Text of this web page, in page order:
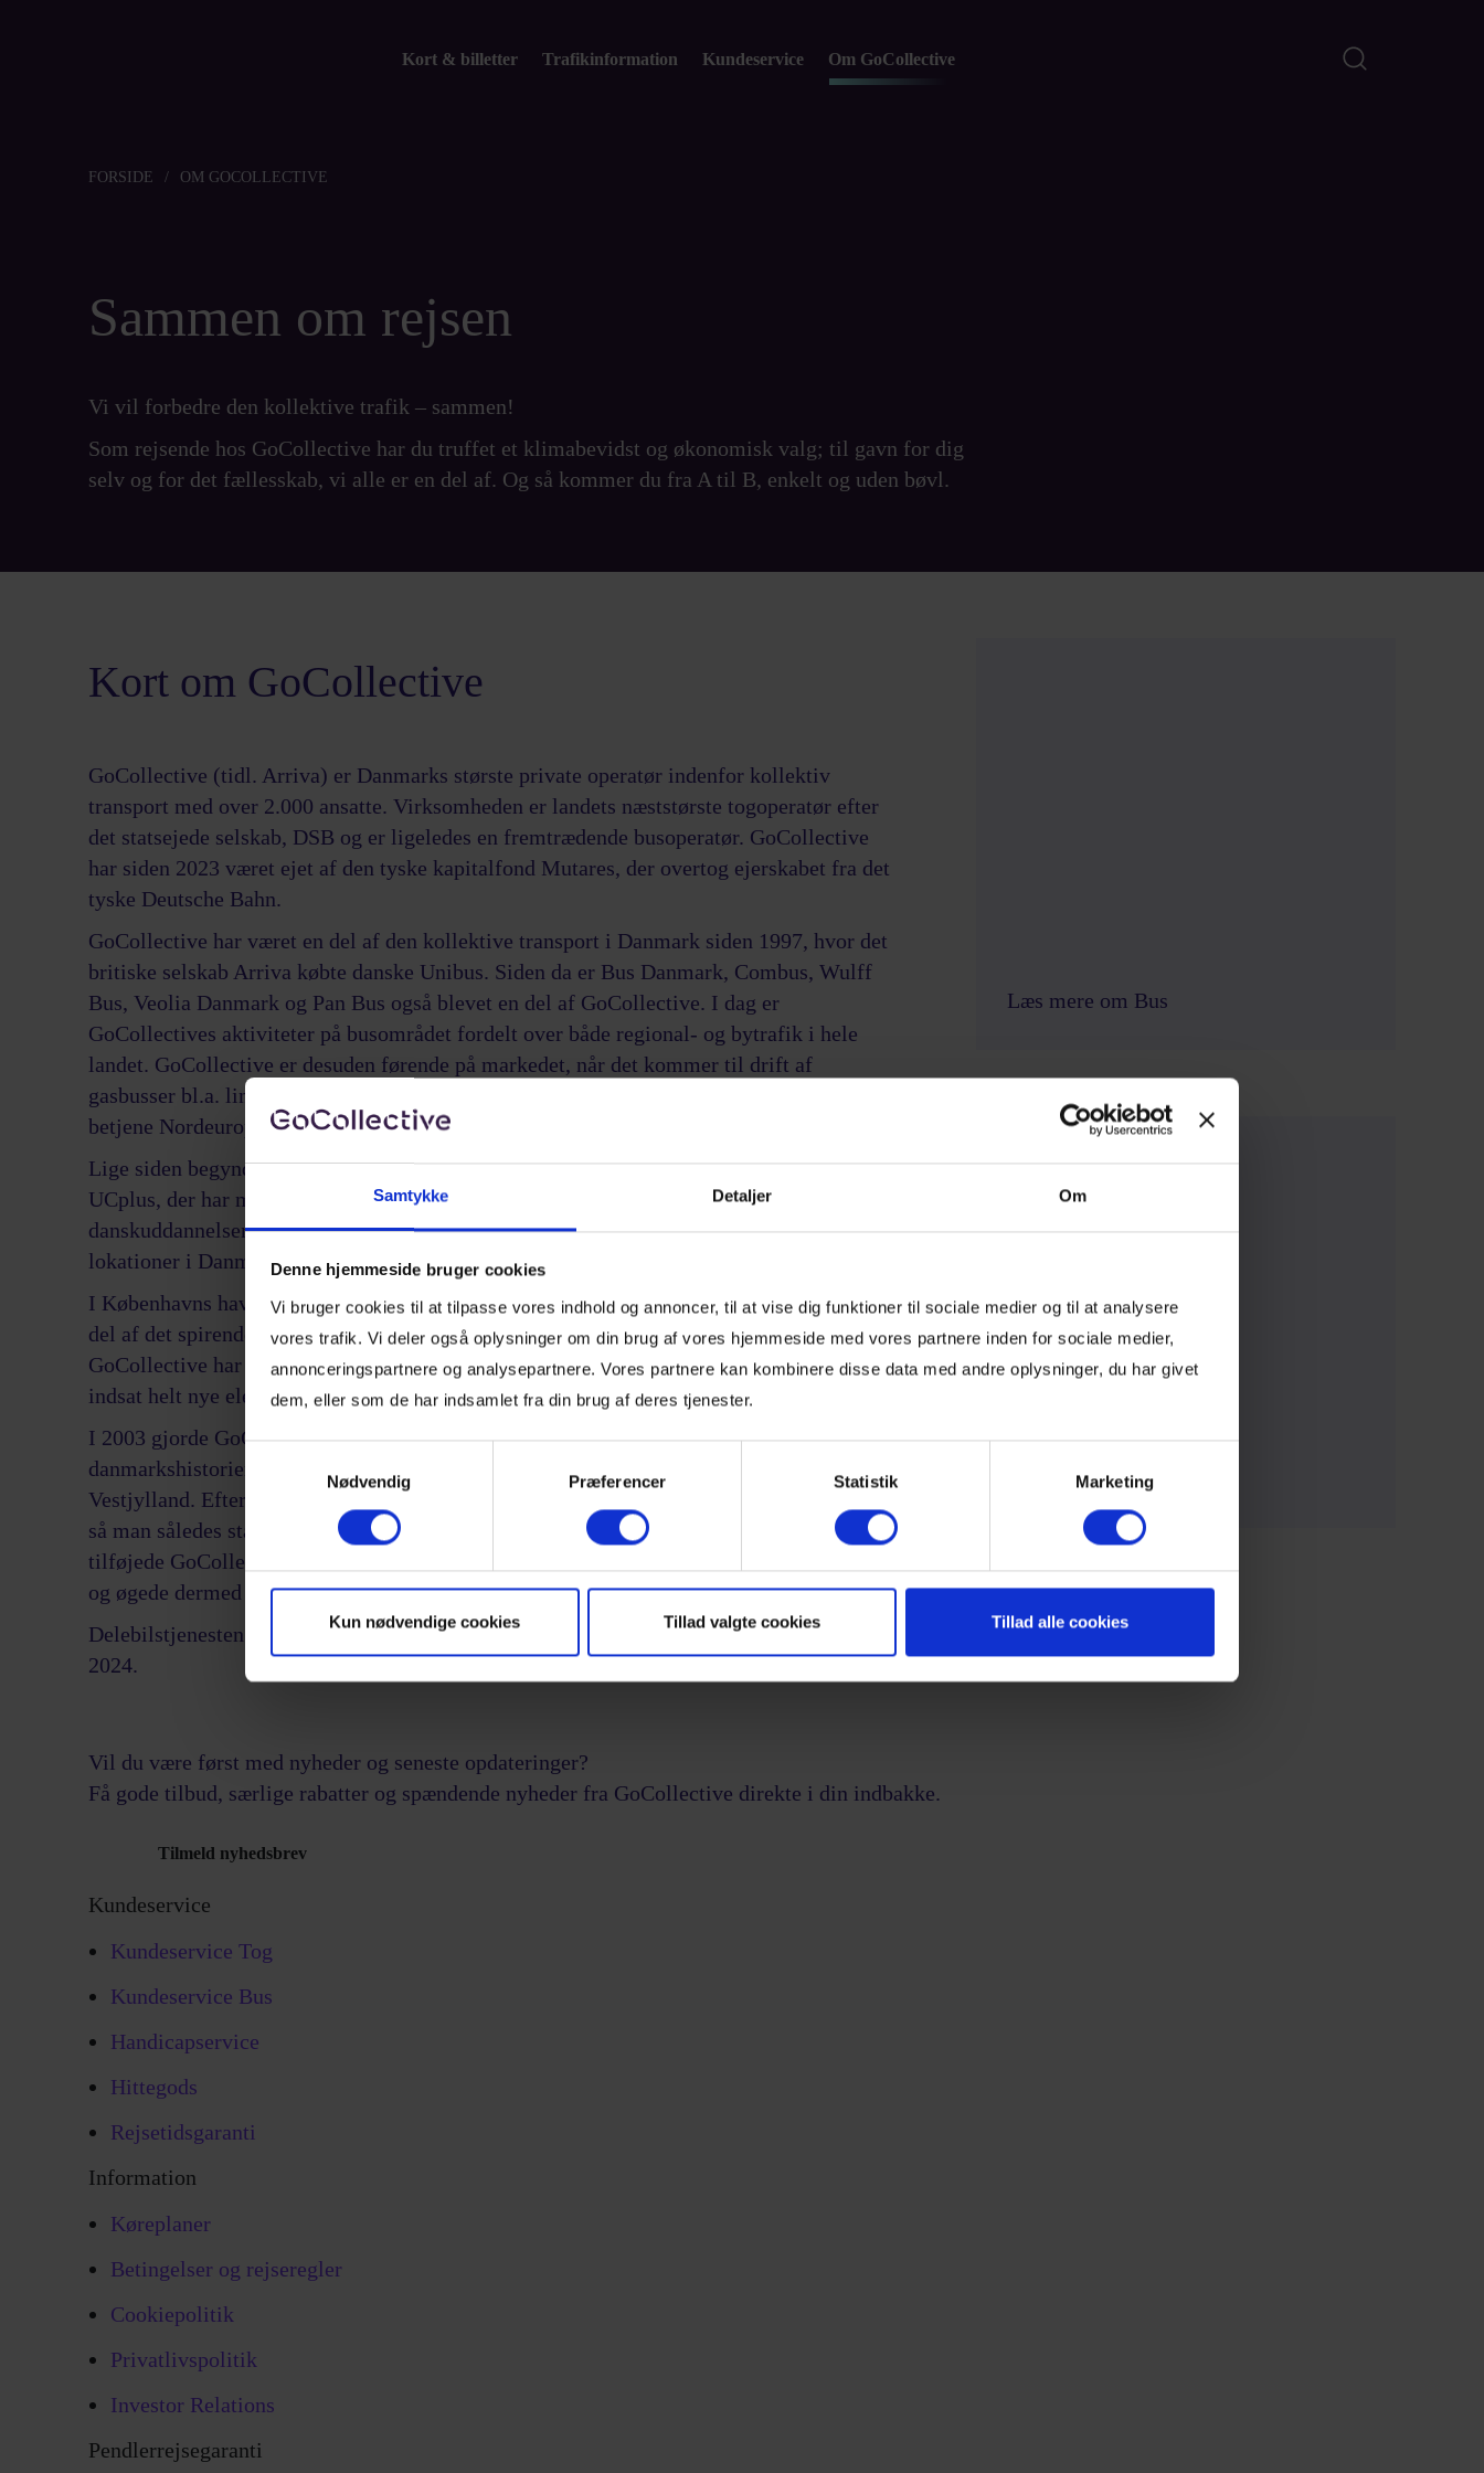
Samtykke Detaljer Om
Denne hjemmeside bruger cookies
Vi bruger cookies til at tilpasse vores indhold og annoncer, til at vise dig funktioner til sociale medier og til at analysere
vores trafik. Vi deler også oplysninger om din brug af vores hjemmeside med vores partnere inden for sociale medier,
annonceringspartnere og analysepartnere. Vores partnere kan kombinere disse data med andre oplysninger, du har givet
dem, eller som de har indsamlet fra din brug af deres tjenester.
Nødvendig
Præferencer Statistik Marketing
Kun nødvendige cookies Tillad valgte cookies Tillad alle cookies
Kort & billetter Trafikinformation Kundeservice Om GoCollective
FORSIDE / OM GOCOLLECTIVE
Sammen om rejsen
Vi vil forbedre den kollektive trafik – sammen!
Som rejsende hos GoCollective har du truffet et klimabevidst og økonomisk valg; til gavn for dig
selv og for det fællesskab, vi alle er en del af. Og så kommer du fra A til B, enkelt og uden bøvl.
Kort om GoCollective
GoCollective (tidl. Arriva) er Danmarks største private operatør indenfor kollektiv
transport med over 2.000 ansatte. Virksomheden er landets næststørste togoperatør efter
det statsejede selskab, DSB og er ligeledes en fremtrædende busoperatør. GoCollective
har siden 2023 været ejet af den tyske kapitalfond Mutares, der overtog ejerskabet fra det
tyske Deutsche Bahn.
GoCollective har været en del af den kollektive transport i Danmark siden 1997, hvor det
britiske selskab Arriva købte danske Unibus. Siden da er Bus Danmark, Combus, Wulff
Bus, Veolia Danmark og Pan Bus også blevet en del af GoCollective. I dag er
GoCollectives aktiviteter på busområdet fordelt over både regional- og bytrafik i hele
landet. GoCollective er desuden førende på markedet, når det kommer til drift af
gasbusser bl.a. linje 5C i København, hvor der i 2017 blev indsat 37 gasbusser til at
betjene Nordeuropas travleste buslinje.
Lige siden begyndelse i 1997 har GoCollective også drevet det private uddannelsescenter
UCplus, der har mere end 40 års erfaring med voksenundervisning. UCplus udbyder
danskuddannelser, danskprøver, transportkurser, vagt- og sikkerhedskurser på tværs af 8
lokationer i Danmark.
I Københavns havn sejler GoCollective derudover havnebusserne, der har været en stor
del af det spirende liv på havnefronten, siden de havde deres første sejltur i år 2000.
GoCollective har ad flere omgange genvundet kontrakten. Senest i 2020, hvor der blev
indsat helt nye elektriske havnebusser.
I 2003 gjorde GoCollective sin entre på det danske togmarked efter at have vundet
danmarkshistoriens første togudbud – udbuddet af den regionale togdrift i Midt- og
Vestjylland. Efterfølgende har GoCollective genvundet kontrakten i både 2009 og 2018,
så man således står for togkontrakten frem til og med 2028. Med forlængelsen i 2018
tilføjede GoCollective samtidig to nye strækninger, Odense-Svendborg og Vejle-Struer,
og øgede dermed togtrafikken med ca. en tredjedel.
Delebilstjenesten SHARE NOW var også en del af GoCollective, men blev lukket ned i
2024.
Læs mere om Bus
Læs mere om Tog
Vil du være først med nyheder og seneste opdateringer?
Få gode tilbud, særlige rabatter og spændende nyheder fra GoCollective direkte i din indbakke.
Tilmeld nyhedsbrev
Kundeservice
Kundeservice Tog
Kundeservice Bus
Handicapservice
Hittegods
Rejsetidsgaranti
Information
Køreplaner
Betingelser og rejseregler
Cookiepolitik
Privatlivspolitik
Investor Relations
Pendlerrejsegaranti